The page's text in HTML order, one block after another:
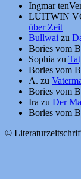
Ingmar
LUITWIN
über Zeit
Bullwai zu
Bories vom
Sophia zu
Bories vom
A. zu
Bories vom
Ira zu Der
Bories vom
©